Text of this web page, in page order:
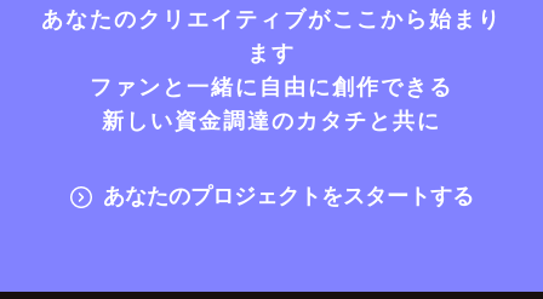
あなたのクリエイティブがここから始まり
ます
ファンと一緒に自由に創作できる
新しい資金調達のカタチと共に
あなたのプロジェクトをスタートする